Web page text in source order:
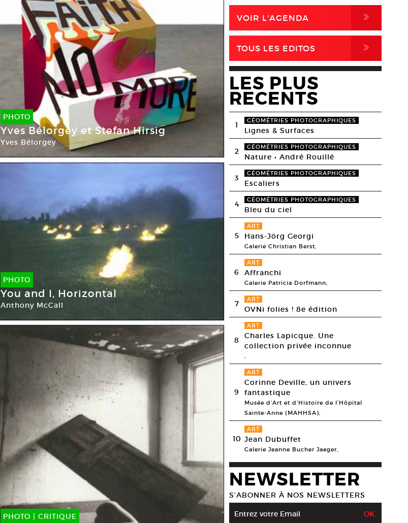
PHOTO
Yves Bélorgey et Stefan Hirsig
Yves Bélorgey
PHOTO
You and I, Horizontal
Anthony McCall
PHOTO | CRITIQUE
VOIR L'AGENDA ,
TOUS LES EDITOS ,
LES PLUS
RECENTS
1 GÉOMÉTRIES PHOTOGRAPHIQUES
Lignes & Surfaces
2 GÉOMÉTRIES PHOTOGRAPHIQUES
Nature • André Rouillé
3 GÉOMÉTRIES PHOTOGRAPHIQUES
Escaliers
4 GÉOMÉTRIES PHOTOGRAPHIQUES
Bleu du ciel
5
ART
Hans-Jörg Georgi
Galerie Christian Berst,
6
ART
Affranchi
Galerie Patricia Dorfmann,
7 ART
OVNi folies ! 8e édition
8
ART
Charles Lapicque. Une
collection privée inconnue
,
9
ART
Corinne Deville, un univers
fantastique
Musée d’Art et d’Histoire de l’Hôpital
Sainte-Anne (MAHHSA),
10
ART
Jean Dubuffet
Galerie Jeanne Bucher Jaeger,
NEWSLETTER
S’ABONNER À NOS NEWSLETTERS